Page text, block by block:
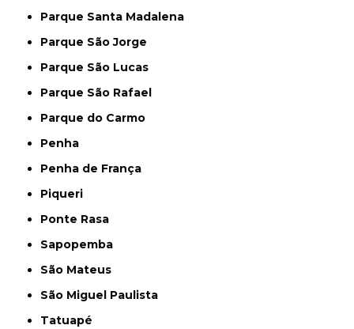
Parque Santa Madalena
Parque São Jorge
Parque São Lucas
Parque São Rafael
Parque do Carmo
Penha
Penha de França
Piqueri
Ponte Rasa
Sapopemba
São Mateus
São Miguel Paulista
Tatuapé